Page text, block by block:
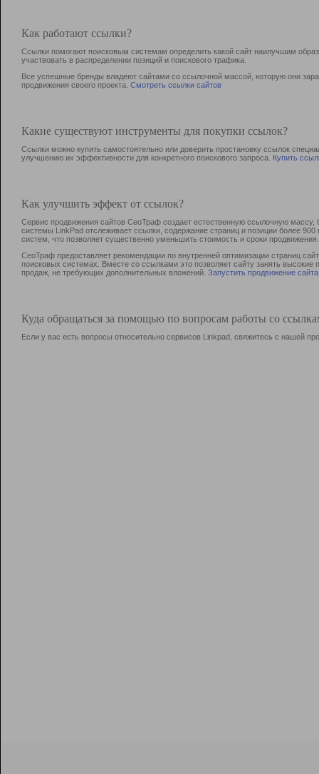
Как работают ссылки?
Ссылки помогают поисковым системам определить какой сайт наилучшим
участвовать в раcпределении позиций и поискового трафика.
Все успешные бренды владеют сайтами со ссылочной массой, которую они
продвижения своего проекта. Смотреть ссылки сайтов
Какие существуют инструменты для покупки ссылок?
Ссылки можно купить самостоятельно или доверить простановку ссылок
улучшению их эффективности для конкретного поискового запроса. Купить
Как улучшить эффект от ссылок?
Сервис продвижения сайтов СеоТраф создает естественную ссылочную
системы LinkPad отслеживает ссылки, содержание страниц и позиции более
систем, что позволяет существенно уменьшить стоимость и сроки продвижения.
СеоТраф предоставляет рекомендации по внутренней оптимизации страниц
поисковых системах. Вместе со ссылками это позволяет сайту занять
продаж, не требующих дополнительных вложений. Запустить продвижение сайта
Куда обращаться за помощью по вопросам работы со
Если у вас есть вопросы относительно сервисов Linkpad, свяжитесь с нашей